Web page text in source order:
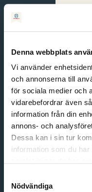
Denna webbplats
Vi använder
och annonserna till
för sociala medier och
vidarebefordrar även
information från din
annons- och
Dessa kan i sin tur
information som du
Nödvändiga
Email address